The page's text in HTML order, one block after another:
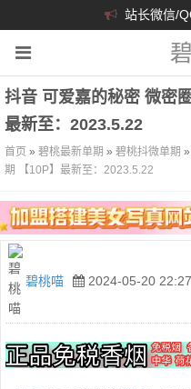
站长微信/
抖音 可爱嘉的秘密 微密
最新至：2023.5.22
首页 » 碧桃最新单期 » 碧桃抖微单期 »
期 【10P】最新至：2023.5.22
碧桃喵 2024-05-20 22:27